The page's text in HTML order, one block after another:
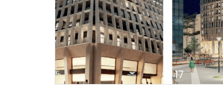
17